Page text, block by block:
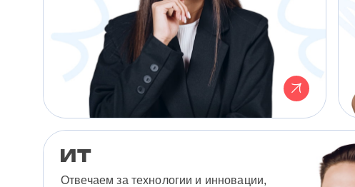
Отвечаем за технологии и инновации,